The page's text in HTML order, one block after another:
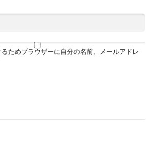
ためブラウザーに自分の名前、メールアドレ